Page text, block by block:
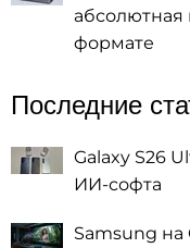
абсолютная
формате
Последние
Galaxy S26
ИИ-софта
Samsung на